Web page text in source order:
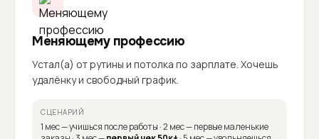
Меняющему профессию
Устал(а) от рутины и потолка по зарплате. Хочешь
удалёнку и свободный график.
СЦЕНАРИЙ
1 мес — учишься после работы · 2 мес — первые маленькие